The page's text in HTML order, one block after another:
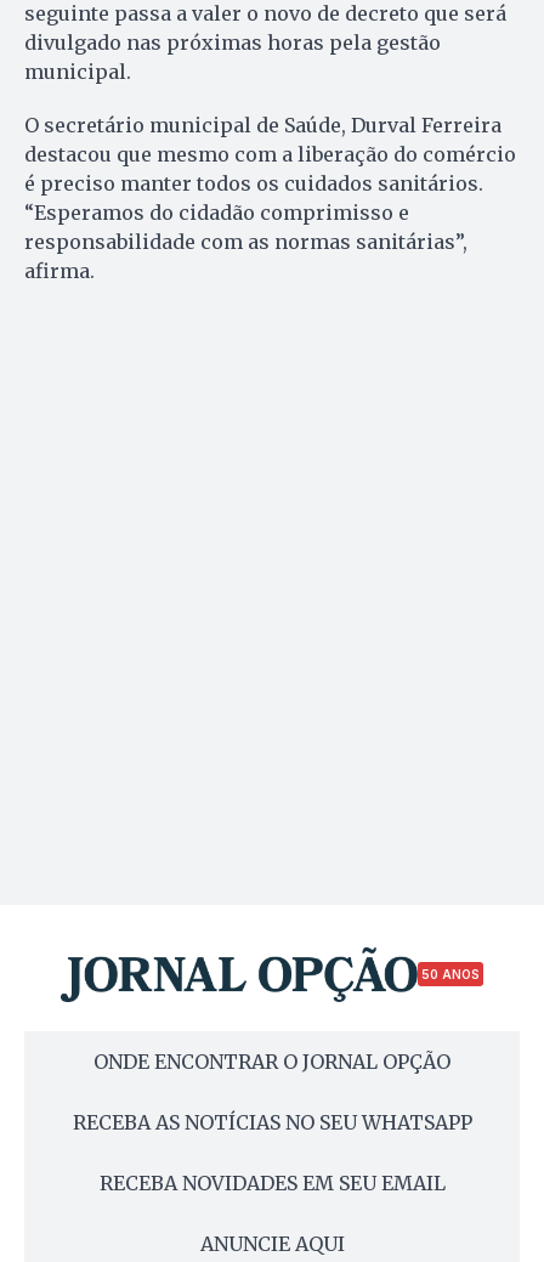
seguinte passa a valer o novo de decreto que será
divulgado nas próximas horas pela gestão
municipal.
O secretário municipal de Saúde, Durval Ferreira
destacou que mesmo com a liberação do comércio
é preciso manter todos os cuidados sanitários.
“Esperamos do cidadão comprimisso e
responsabilidade com as normas sanitárias”,
afirma.
50 ANOS
ONDE ENCONTRAR O JORNAL OPÇÃO
RECEBA AS NOTÍCIAS NO SEU WHATSAPP
RECEBA NOVIDADES EM SEU EMAIL
ANUNCIE AQUI